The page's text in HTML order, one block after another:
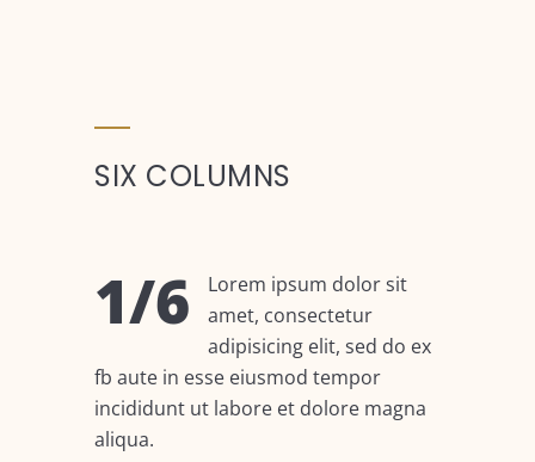
SIX COLUMNS
1/6
Lorem ipsum dolor sit
amet, consectetur
adipisicing elit, sed do ex
fb aute in esse eiusmod tempor
incididunt ut labore et dolore magna
aliqua.